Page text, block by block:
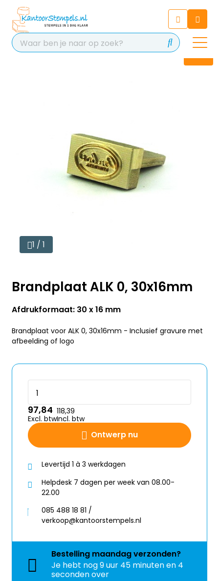
Chat 24/7 met onze chatbot
voor hulp
Contact
1 / 1
Brandplaat ALK 0, 30x16mm
Afdrukformaat: 30 x 16 mm
Brandplaat voor ALK 0, 30x16mm - Inclusief gravure met
afbeelding of logo
Ontwerp nu
97,84
Excl. btw
118,39
Incl. btw
Levertijd 1 à 3 werkdagen
Helpdesk 7 dagen per week van 08.00-
22.00
085 488 18 81 /
verkoop@kantoorstempels.nl
Bestelling maandagverzonden?
Je hebt nog9 uur 45 minuten en 4
seconden over